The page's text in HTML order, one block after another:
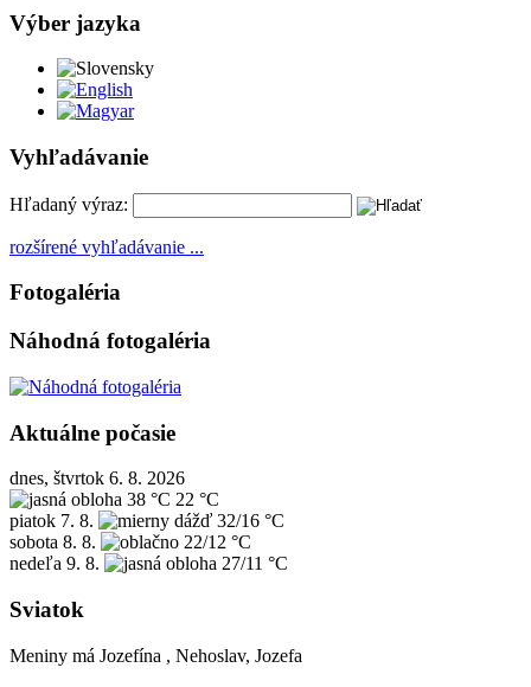
Výber jazyka
Slovensky
Magyar
Vyhľadávanie
Hľadaný výraz:
rozšírené vyhľadávanie ...
Fotogaléria
Náhodná fotogaléria
Aktuálne počasie
dnes, štvrtok 6. 8. 2026
38 °C 22 °C
piatok 7. 8.
32/16 °C
sobota 8. 8.
22/12 °C
nedeľa 9. 8. 27/11 °C
Sviatok
Meniny má Jozefína , Nehoslav, Jozefa